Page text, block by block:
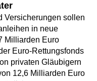
Versicherungen sollen
in neue
Milliarden Euro
Euro-Rettungsfonds
privaten Gläubigern
12,6 Milliarden Euro